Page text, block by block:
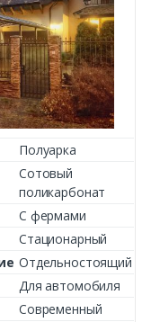
Полуарка
Сотовый
поликарбонат
С фермами
Стационарный
Отдельностоящий
Для автомобиля
Современный